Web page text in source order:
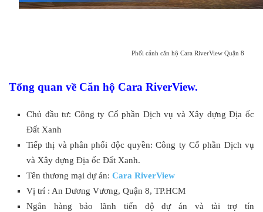
Phối cảnh căn hộ Cara RiverView Quận 8
Tổng quan về Căn hộ Cara RiverView.
Chủ đầu tư: Công ty Cổ phần Dịch vụ và Xây dựng Địa ốc
Đất Xanh
Tiếp thị và phân phối độc quyền: Công ty Cổ phần Dịch vụ
và Xây dựng Địa ốc Đất Xanh.
Tên thương mại dự án: Cara RiverView
Vị trí : An Dương Vương, Quận 8, TP.HCM
Ngân hàng bảo lãnh tiến độ dự án và tài trợ tín